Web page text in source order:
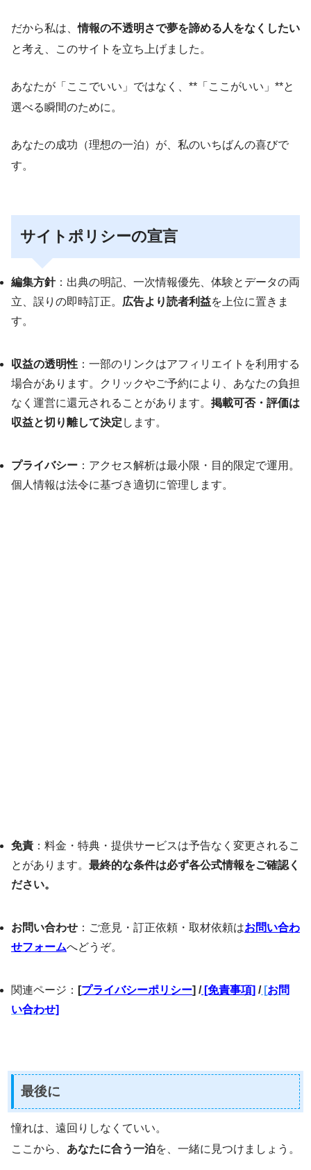
だから私は、情報の不透明さで夢を諦める人をなくしたい
と考え、このサイトを立ち上げました。
あなたが「ここでいい」ではなく、**「ここがいい」**と
選べる瞬間のために。
あなたの成功（理想の一泊）が、私のいちばんの喜びで
す。
サイトポリシーの宣言
編集方針：出典の明記、一次情報優先、体験とデータの両
立、誤りの即時訂正。 広告より読者利益を上位に置きま
す。
収益の透明性 ：一部のリンクはアフィリエイトを利用する
場合があります。クリックやご予約により、あなたの負担
なく運営に還元されることがあります。 掲載可否・評価は
収益と切り離して決定 します。
プライバシー ：アクセス解析は最小限・目的限定で運用。
個人情報は法令に基づき適切に管理します。
免責 ：料金・特典・提供サービスは予告なく変更されるこ
とがあります。 最終的な条件は必ず各公式情報をご確認く
ださい。
お問い合わせ ：ご意見・訂正依頼・取材依頼はお問い合わ
せフォームへどうぞ。
関連ページ： [プライバシーポリシー] /[免責事項] /[お問
い合わせ]
最後に
憧れは、遠回りしなくていい。
ここから、 あなたに合う一泊を、一緒に見つけましょう。